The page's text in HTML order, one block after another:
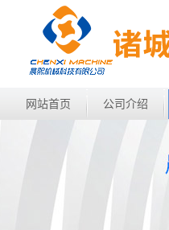
网站首页 公司介绍